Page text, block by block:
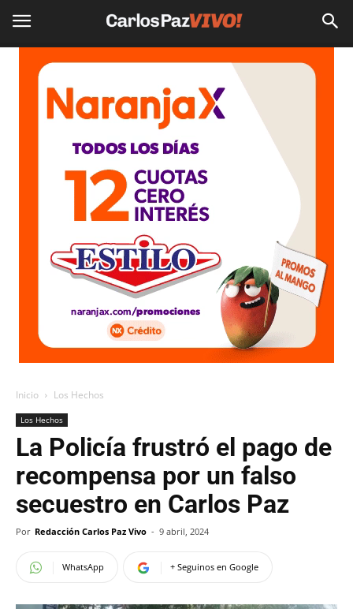
Inicio Los Hechos
Los Hechos
La Policía frustró el pago de
recompensa por un falso
secuestro en Carlos Paz
Por Redacción Carlos Paz Vivo - 9 abril, 2024
WhatsApp + Seguinos en Google